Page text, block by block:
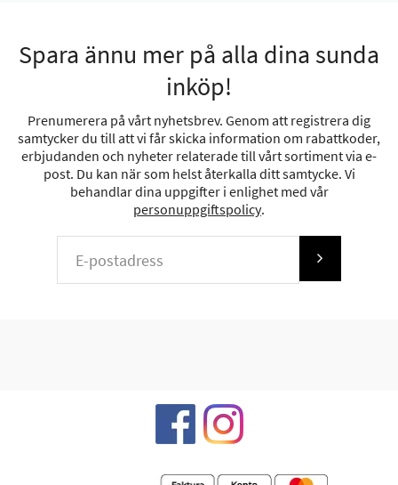
Spara ännu mer på alla dina sunda
inköp!
Prenumerera på vårt nyhetsbrev. Genom att registrera dig
samtycker du till att vi får skicka information om rabattkoder,
erbjudanden och nyheter relaterade till vårt sortiment via e-
post. Du kan när som helst återkalla ditt samtycke. Vi
behandlar dina uppgifter i enlighet med vår
personuppgiftspolicy.